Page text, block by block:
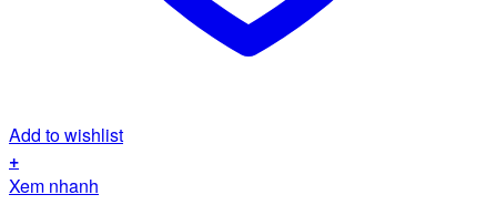
Add to wishlist
+
Xem nhanh